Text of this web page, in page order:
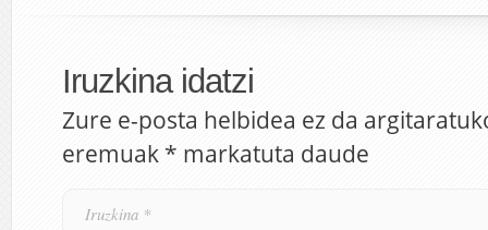
Iruzkina idatzi
Zure e-posta helbidea ez da
eremuak * markatuta daude